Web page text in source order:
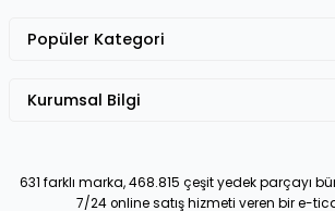
631 farklı marka, 468.815 çeşit yedek parçayı
7/24 online satış hizmeti veren bir e-
Popüler Kategori
Kurumsal Bilgi